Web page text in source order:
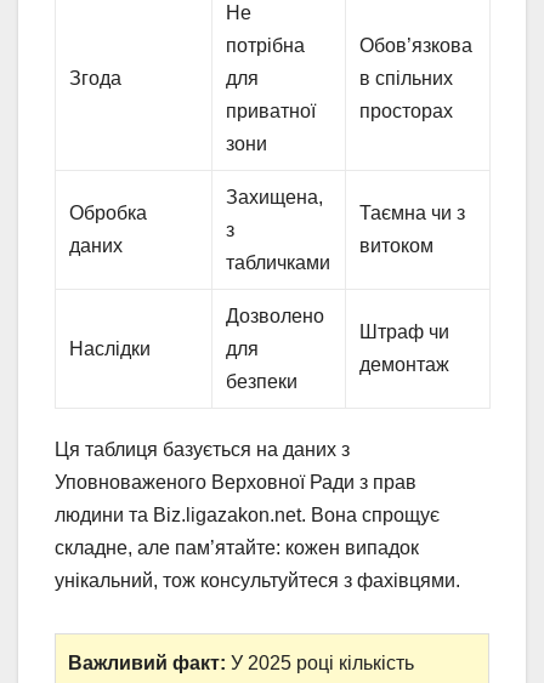
Згода
Не
потрібна
для
приватної
зони
Обов’язкова
в спільних
просторах
Обробка
даних
Захищена,
з
табличками
Таємна чи з
витоком
Наслідки
Дозволено
для
безпеки
Штраф чи
демонтаж
Ця таблиця базується на даних з
Уповноваженого Верховної Ради з прав
людини та Biz.ligazakon.net. Вона спрощує
складне, але пам’ятайте: кожен випадок
унікальний, тож консультуйтеся з фахівцями.
Важливий факт: У 2025 році кількість